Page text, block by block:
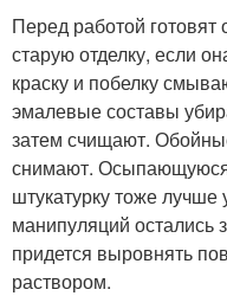
Перед работой
старую отделку, если
краску и побелку
эмалевые составы
затем счищают.
снимают.
штукатурку тоже лучше
манипуляций остались
придется выровнять
раствором.